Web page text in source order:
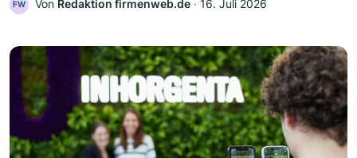
FW Von Redaktion firmenweb.de ‧ 16. Juli 2026